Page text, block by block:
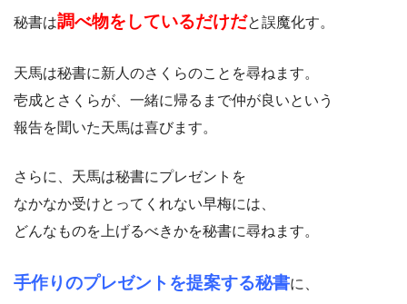
秘書は調べ物をしているだけだと誤魔化す。
天馬は秘書に新人のさくらのことを尋ねます。
壱成とさくらが、一緒に帰るまで仲が良いという
報告を聞いた天馬は喜びます。
さらに、天馬は秘書にプレゼントを
なかなか受けとってくれない早梅には、
どんなものを上げるべきかを秘書に尋ねます。
手作りのプレゼントを提案する秘書に、